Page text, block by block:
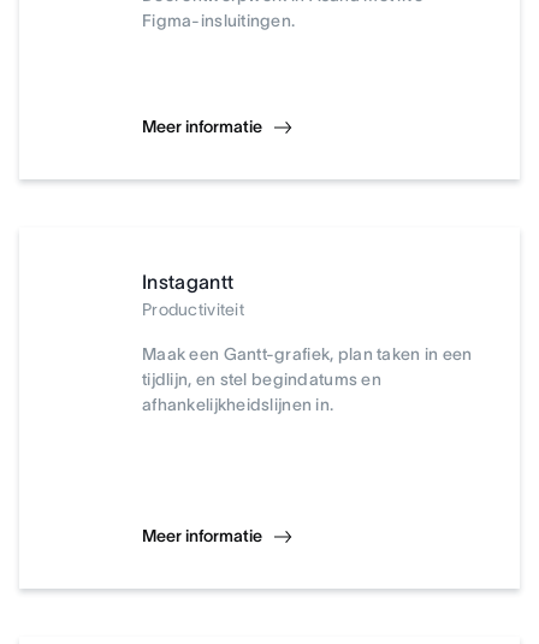
Figma-insluitingen.
Meer informatie
Instagantt
Productiviteit
Maak een Gantt-grafiek, plan taken in een
tijdlijn, en stel begindatums en
afhankelijkheidslijnen in.
Meer informatie